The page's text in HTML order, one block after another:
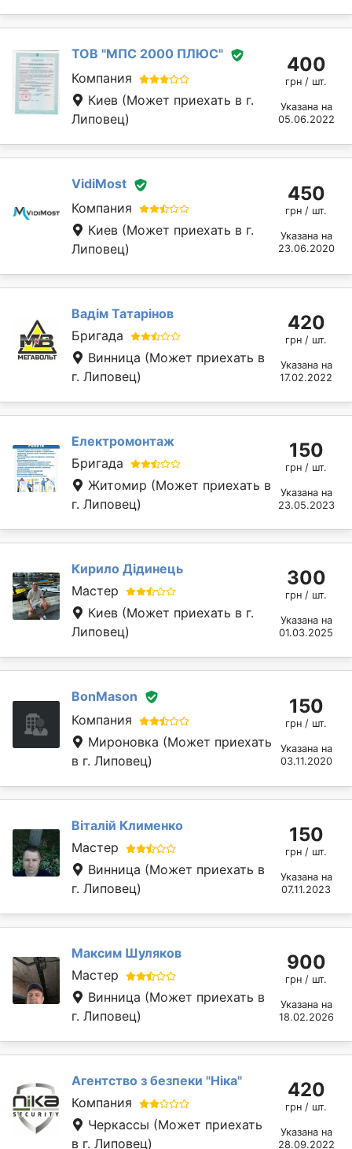
ТОВ "МПС 2000 ПЛЮС"
Компания
Киев (Может приехать в г.
Липовец)
400
грн / шт.
Указана на
05.06.2022
VidiMost
Компания
Киев (Может приехать в г.
Липовец)
450
грн / шт.
Указана на
23.06.2020
Вадім Татарінов
Бригада
Винница (Может приехать в
г. Липовец)
420
грн / шт.
Указана на
17.02.2022
Електромонтаж
Бригада
Житомир (Может приехать в
г. Липовец)
150
грн / шт.
Указана на
23.05.2023
Кирило Дідинець
Мастер
Киев (Может приехать в г.
Липовец)
300
грн / шт.
Указана на
01.03.2025
BonMason
Компания
Мироновка (Может приехать
в г. Липовец)
150
грн / шт.
Указана на
03.11.2020
Віталій Клименко
Мастер
Винница (Может приехать в
г. Липовец)
150
грн / шт.
Указана на
07.11.2023
Максим Шуляков
Мастер
Винница (Может приехать в
г. Липовец)
900
грн / шт.
Указана на
18.02.2026
Агентство з безпеки "Ніка"
Компания
Черкассы (Может приехать
в г. Липовец)
420
грн / шт.
Указана на
28.09.2022